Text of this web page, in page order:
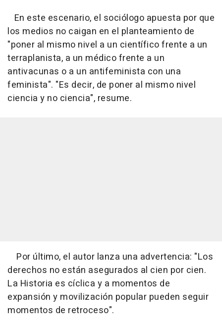
En este escenario, el sociólogo apuesta por que
los medios no caigan en el planteamiento de
"poner al mismo nivel a un científico frente a un
terraplanista, a un médico frente a un
antivacunas o a un antifeminista con una
feminista". "Es decir, de poner al mismo nivel
ciencia y no ciencia", resume.
Por último, el autor lanza una advertencia: "Los
derechos no están asegurados al cien por cien.
La Historia es cíclica y a momentos de
expansión y movilización popular pueden seguir
momentos de retroceso".